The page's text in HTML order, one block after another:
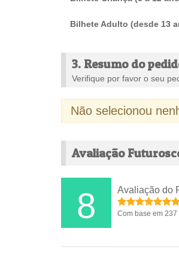
Bilhete Adulto (desde 13
3. Resumo do
Verifique por favor o seu
Não selecionou
Avaliação
8 Avaliação do
Com base em